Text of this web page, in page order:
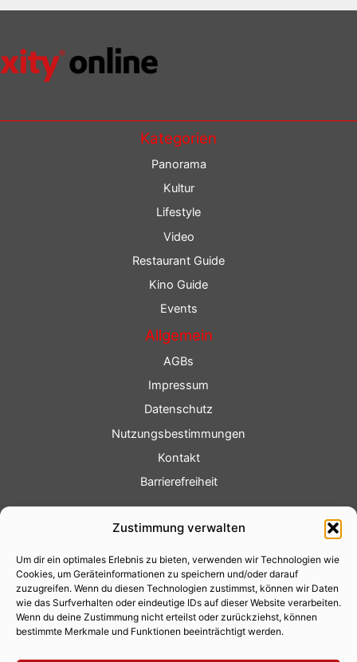
Zustimmung verwalten
Um dir ein optimales Erlebnis zu bieten, verwenden wir Technologien wie
Cookies, um Geräteinformationen zu speichern und/oder darauf
zuzugreifen. Wenn du diesen Technologien zustimmst, können wir Daten
wie das Surfverhalten oder eindeutige IDs auf dieser Website verarbeiten.
Wenn du deine Zustimmung nicht erteilst oder zurückziehst, können
bestimmte Merkmale und Funktionen beeinträchtigt werden.
Kategorien
Panorama
Kultur
Lifestyle
Video
Restaurant Guide
Kino Guide
Events
Allgemein
AGBs
Impressum
Datenschutz
Nutzungsbestimmungen
Kontakt
Barrierefreiheit
Fotoservice
Videoservice
Werbung
Contenterstellung
Lokalnachrichten